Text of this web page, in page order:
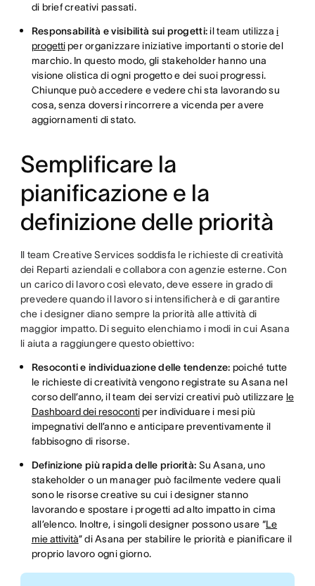
di brief creativi passati.
Responsabilità e visibilità sui progetti:il team utilizzai
progettiper organizzare iniziative importanti o storie del
marchio. In questo modo, gli stakeholder hanno una
visione olistica di ogni progetto e dei suoi progressi.
Chiunque può accedere e vedere chi sta lavorando su
cosa, senza doversi rincorrere a vicenda per avere
aggiornamenti di stato.
Semplificare la
pianificazione e la
definizione delle priorità
Il team Creative Services soddisfa le richieste di creatività
dei Reparti aziendali e collabora con agenzie esterne. Con
un carico di lavoro così elevato, deve essere in grado di
prevedere quando il lavoro si intensificherà e di garantire
che i designer diano sempre la priorità alle attività di
maggior impatto. Di seguito elenchiamo i modi in cui Asana
li aiuta a raggiungere questo obiettivo:
Resoconti e individuazione delle tendenze: poiché tutte
le richieste di creatività vengono registrate su Asana nel
corso dell’anno, il team dei servizi creativi può utilizzare le
Dashboard dei resocontiper individuare i mesi più
impegnativi dell’anno e anticipare preventivamente il
fabbisogno di risorse.
Definizione più rapida delle priorità: Su Asana, uno
stakeholder o un manager può facilmente vedere quali
sono le risorse creative su cui i designer stanno
lavorando e spostare i progetti ad alto impatto in cima
all’elenco. Inoltre, i singoli designer possono usare “Le
mie attività” di Asana per stabilire le priorità e pianificare il
proprio lavoro ogni giorno.